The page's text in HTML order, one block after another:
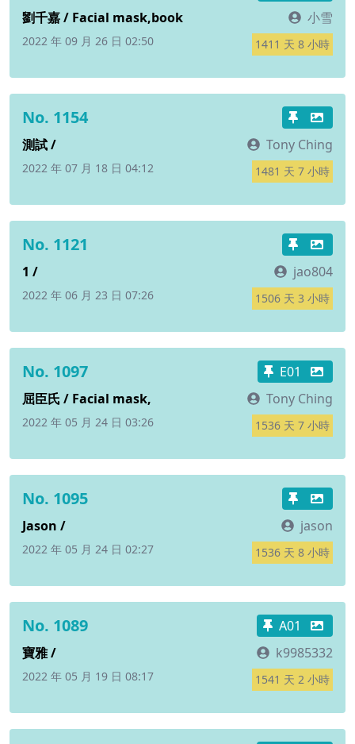
劉千嘉 / Facial mask,book
小雪
2022 年 09 月 26 日 02:50 1411 天 8 小時
No. 1154
測試 / Tony Ching
2022 年 07 月 18 日 04:12 1481 天 7 小時
No. 1121
1 / jao804
2022 年 06 月 23 日 07:26 1506 天 3 小時
No. 1097
E01
屈臣氏 / Facial mask,
Tony Ching
2022 年 05 月 24 日 03:26 1536 天 7 小時
No. 1095
Jason / jason
2022 年 05 月 24 日 02:27 1536 天 8 小時
No. 1089
A01
寶雅 /
k9985332
2022 年 05 月 19 日 08:17 1541 天 2 小時